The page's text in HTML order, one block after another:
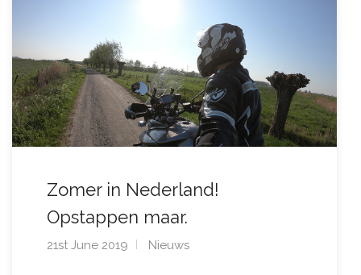
Zomer in Nederland!
Opstappen maar.
21st June 2019 Nieuws